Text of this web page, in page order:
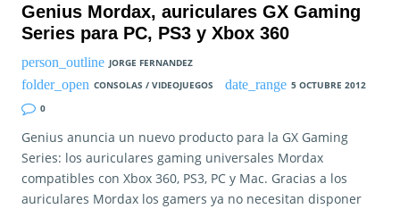
Genius Mordax, auriculares GX Gaming
Series para PC, PS3 y Xbox 360
JORGE FERNANDEZ
CONSOLAS / VIDEOJUEGOS
5 OCTUBRE 2012
0
Genius anuncia un nuevo producto para la GX Gaming
Series: los auriculares gaming universales Mordax
compatibles con Xbox 360, PS3, PC y Mac. Gracias a los
auriculares Mordax los gamers ya no necesitan disponer